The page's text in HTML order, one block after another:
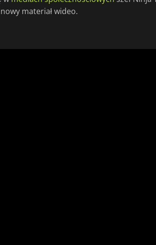
materiał wideo.